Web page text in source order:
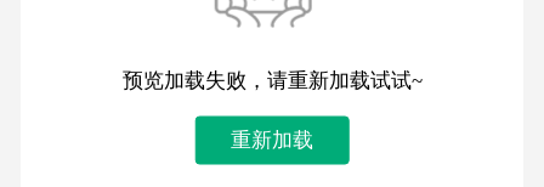
预览加载失败，请重新加载试试~
重新加载